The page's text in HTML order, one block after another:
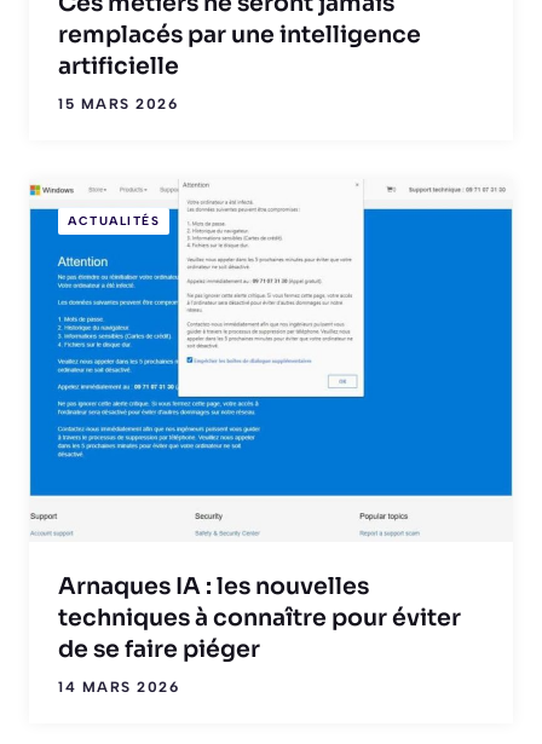
remplacés par une intelligence
artificielle
15 MARS 2026
ACTUALITÉS
Arnaques IA : les nouvelles
techniques à connaître pour éviter
de se faire piéger
14 MARS 2026